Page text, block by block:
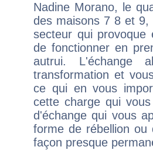
Nadine Morano, le
des maisons 7 8 et
secteur qui provoque
de fonctionner en
autrui. L'échange
transformation et
ce qui en vous
cette charge qui
d'échange qui vous
forme de rébellion ou
façon presque